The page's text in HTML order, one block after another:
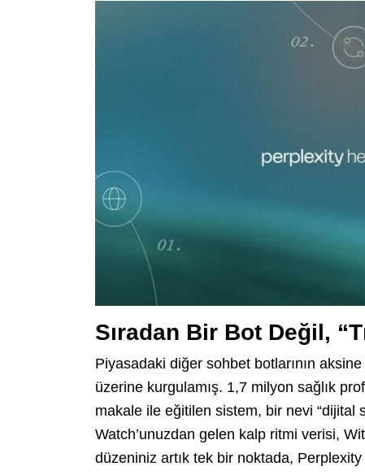
Sıradan Bir Bot Değil,
Piyasadaki diğer sohbet botlarının
üzerine kurgulamış. 1,7 milyon sağlık
makale ile eğitilen sistem, bir nevi “dijital
Watch’unuzdan gelen kalp ritmi verisi,
düzeniniz artık tek bir noktada,